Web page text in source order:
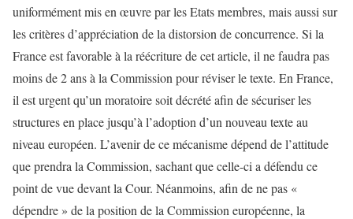
uniformément mis en œuvre par les Etats membres, mais aussi sur
les critères d’appréciation de la distorsion de concurrence. Si la
France est favorable à la réécriture de cet article, il ne faudra pas
moins de 2 ans à la Commission pour réviser le texte. En France,
il est urgent qu’un moratoire soit décrété afin de sécuriser les
structures en place jusqu’à l’adoption d’un nouveau texte au
niveau européen. L’avenir de ce mécanisme dépend de l’attitude
que prendra la Commission, sachant que celle-ci a défendu ce
point de vue devant la Cour. Néanmoins, afin de ne pas «
dépendre » de la position de la Commission européenne, la